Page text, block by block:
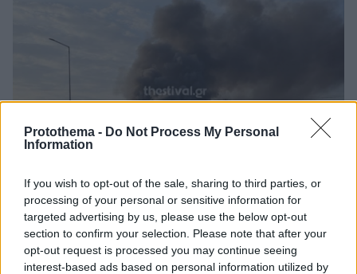
Protothema - Do Not Process My Personal
Information
If you wish to opt-out of the sale, sharing to third parties, or
processing of your personal or sensitive information for
targeted advertising by us, please use the below opt-out
section to confirm your selection. Please note that after your
opt-out request is processed you may continue seeing
interest-based ads based on personal information utilized by